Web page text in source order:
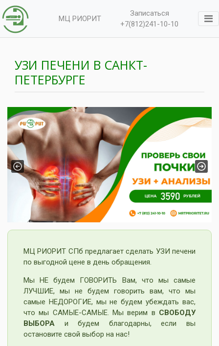
МЦ РИОРИТ
Записаться
+7(812)241-10-10
УЗИ ПЕЧЕНИ В САНКТ-
ПЕТЕРБУРГЕ
Previous Next
МЦ РИОРИТ СПб предлагает сделать УЗИ печени
по выгодной цене в день обращения.
Мы НЕ будем ГОВОРИТЬ Вам, что мы самые
ЛУЧШИЕ, мы не будем говорить вам, что мы
самые НЕДОРОГИЕ, мы не будем убеждать вас,
что мы САМЫЕ-САМЫЕ. Мы верим в СВОБОДУ
ВЫБОРА и будем благодарны, если вы
остановите свой выбор на нас!